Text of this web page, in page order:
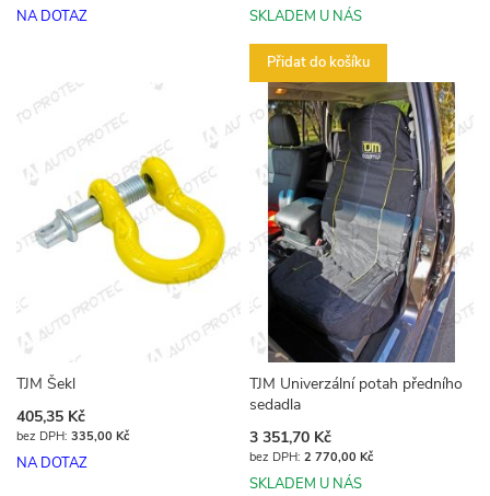
NA DOTAZ SKLADEM U NÁS
Přidat do košíku
TJM Šekl
405,35 Kč
335,00 Kč
NA DOTAZ
TJM Univerzální potah předního
sedadla
3 351,70 Kč
2 770,00 Kč
SKLADEM U NÁS